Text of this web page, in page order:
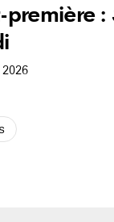
première :